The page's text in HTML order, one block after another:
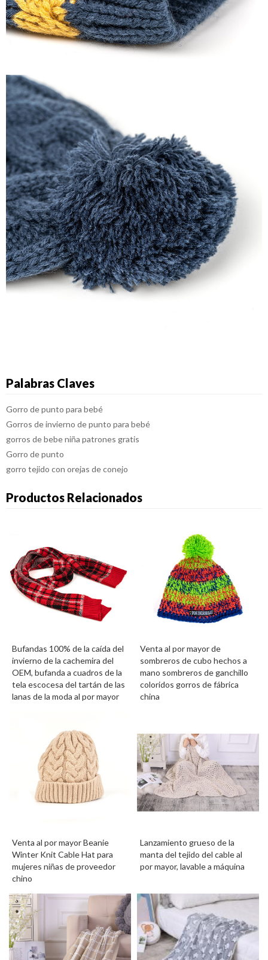
Palabras Claves
Gorro de punto para bebé
Gorros de invierno de punto para bebé
gorros de bebe niña patrones gratis
Gorro de punto
gorro tejido con orejas de conejo
Productos Relacionados
Bufandas 100% de la caída del
invierno de la cachemira del
OEM, bufanda a cuadros de la
tela escocesa del tartán de las
lanas de la moda al por mayor
Venta al por mayor de
sombreros de cubo hechos a
mano sombreros de ganchillo
coloridos gorros de fábrica
china
Venta al por mayor Beanie
Winter Knit Cable Hat para
mujeres niñas de proveedor
chino
Lanzamiento grueso de la
manta del tejido del cable al
por mayor, lavable a máquina